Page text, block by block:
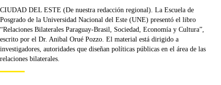
CIUDAD DEL ESTE (De nuestra redacción regional). La Escuela de
Posgrado de la Universidad Nacional del Este (UNE) presentó el libro
“Relaciones Bilaterales Paraguay-Brasil, Sociedad, Economía y Cultura”,
escrito por el Dr. Anibal Orué Pozzo. El material está dirigido a
investigadores, autoridades que diseñan políticas públicas en el área de las
relaciones bilaterales.